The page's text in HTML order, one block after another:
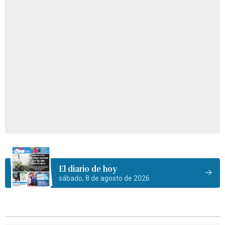
El diario de hoy
sábado, 8 de agosto de 2026